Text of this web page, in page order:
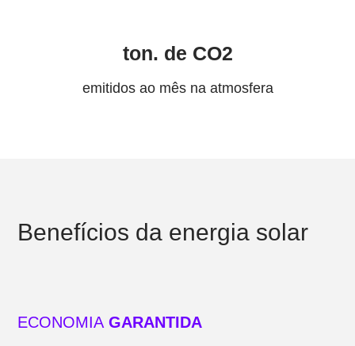
ton. de CO2
emitidos ao mês na atmosfera
Benefícios da energia solar
ECONOMIA GARANTIDA